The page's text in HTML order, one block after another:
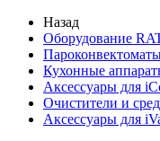
Назад
Оборудование
Кухонные
Аксессуары для
Очистители и
Аксессуары для